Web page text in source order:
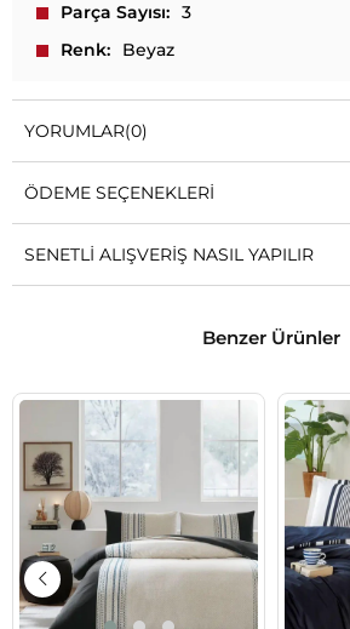
Parça Sayısı
3
Renk
Beyaz
YORUMLAR(0)
ÖDEME SEÇENEKLERI
SENETLI ALIŞVERIŞ NASIL YAPILIR
Benzer Ürünler